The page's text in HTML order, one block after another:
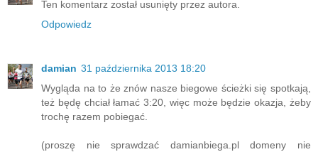
Ten komentarz został usunięty przez autora.
Odpowiedz
damian 31 października 2013 18:20
Wygląda na to że znów nasze biegowe ścieżki się spotkają,
też będę chciał łamać 3:20, więc może będzie okazja, żeby
trochę razem pobiegać.
(proszę nie sprawdzać damianbiega.pl domeny nie